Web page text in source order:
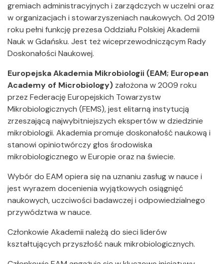
gremiach administracyjnych i zarządczych w uczelni oraz
w organizacjach i stowarzyszeniach naukowych. Od 2019
roku pełni funkcję prezesa Oddziału Polskiej Akademii
Nauk w Gdańsku. Jest też wiceprzewodniczącym Rady
Doskonałości Naukowej.
Europejska Akademia Mikrobiologii (EAM; European
Academy of Microbiology) założona w 2009 roku
przez Federację Europejskich Towarzystw
Mikrobiologicznych (FEMS), jest elitarną instytucją
zrzeszającą najwybitniejszych ekspertów w dziedzinie
mikrobiologii. Akademia promuje doskonałość naukową i
stanowi opiniotwórczy głos środowiska
mikrobiologicznego w Europie oraz na świecie.
Wybór do EAM opiera się na uznaniu zasług w nauce i
jest wyrazem docenienia wyjątkowych osiągnięć
naukowych, uczciwości badawczej i odpowiedzialnego
przywództwa w nauce.
Członkowie Akademii należą do sieci liderów
kształtujących przyszłość nauk mikrobiologicznych.